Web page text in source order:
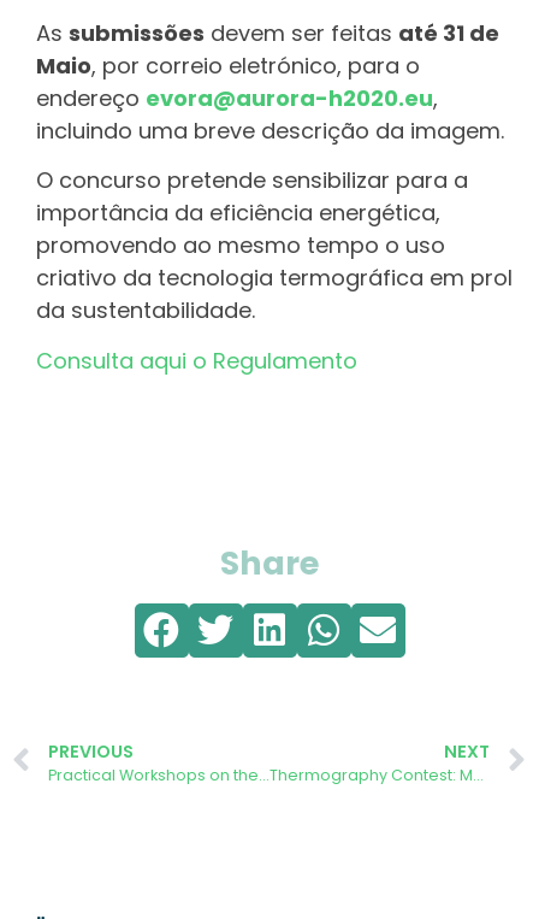
Share
As submissões devem ser feitas até 31 de
Maio, por correio eletrónico, para o
endereço evora@aurora-h2020.eu,
incluindo uma breve descrição da imagem.
O concurso pretende sensibilizar para a
importância da eficiência energética,
promovendo ao mesmo tempo o uso
criativo da tecnologia termográfica em prol
da sustentabilidade.
Consulta aqui o Regulamento
PREVIOUS
Practical Workshops on thermography and energy efficiency
NEXT
Thermography Contest: Meet the Winners and Participants